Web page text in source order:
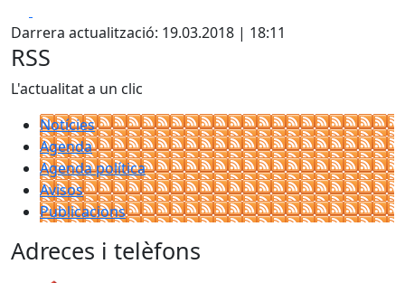
Darrera actualització: 19.03.2018 | 18:11
RSS
L'actualitat a un clic
Notícies
Agenda
Agenda política
Avisos
Publicacions
Adreces i telèfons